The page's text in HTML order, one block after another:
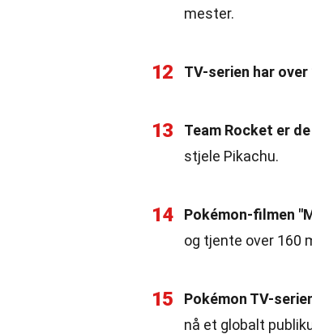
mester.
12 TV-serien har
13 Team Rocket er
stjele Pikachu.
14 Pokémon-filmen
og tjente over 160
15 Pokémon TV-
nå et globalt